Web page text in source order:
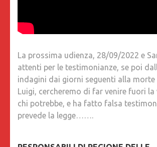
La prossima udienza, 28/09/2022 e
attenti per le testimonianze, se poi
indagini dai giorni seguenti alla
Luigi, cercheremo di far venire fuori la
chi potrebbe, e ha fatto falsa
prevede la legge…….